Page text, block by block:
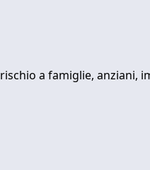
a famiglie, anziani,